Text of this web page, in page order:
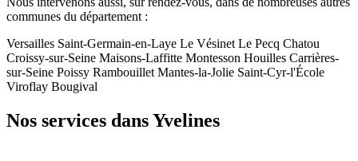
communes du département :
Versailles Saint-Germain-en-Laye Le Vésinet Le Pecq Chatou
Croissy-sur-Seine Maisons-Laffitte Montesson Houilles Carrières-
sur-Seine Poissy Rambouillet Mantes-la-Jolie Saint-Cyr-l'École
Viroflay Bougival
Nos services dans Yvelines